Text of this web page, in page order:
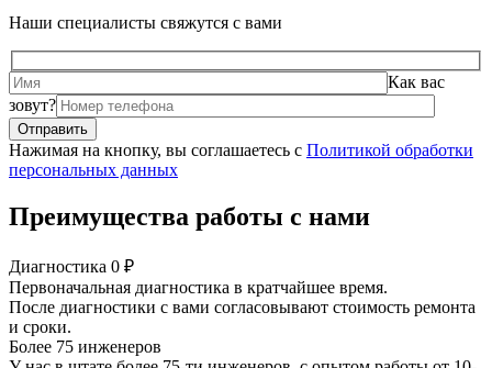
Наши специалисты свяжутся с вами
Как вас
зовут?
Нажимая на кнопку, вы соглашаетесь с Политикой обработки
персональных данных
Преимущества работы с нами
Диагностика 0 ₽
Первоначальная диагностика в кратчайшее время.
После диагностики с вами согласовывают стоимость ремонта
и сроки.
Более 75 инженеров